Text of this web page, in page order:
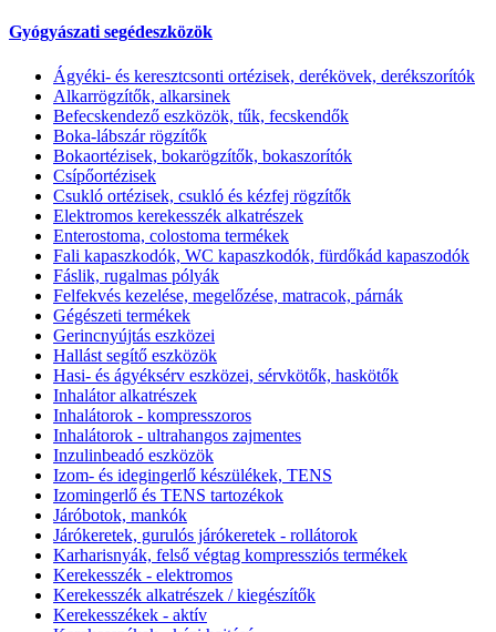
Gyógyászati segédeszközök
Ágyéki- és keresztcsonti ortézisek, derékövek, derékszorítók
Alkarrögzítők, alkarsinek
Befecskendező eszközök, tűk, fecskendők
Boka-lábszár rögzítők
Bokaortézisek, bokarögzítők, bokaszorítók
Csípőortézisek
Csukló ortézisek, csukló és kézfej rögzítők
Elektromos kerekesszék alkatrészek
Enterostoma, colostoma termékek
Fali kapaszkodók, WC kapaszkodók, fürdőkád kapaszodók
Fáslik, rugalmas pólyák
Felfekvés kezelése, megelőzése, matracok, párnák
Gégészeti termékek
Gerincnyújtás eszközei
Hallást segítő eszközök
Hasi- és ágyéksérv eszközei, sérvkötők, haskötők
Inhalátor alkatrészek
Inhalátorok - kompresszoros
Inhalátorok - ultrahangos zajmentes
Inzulinbeadó eszközök
Izom- és idegingerlő készülékek, TENS
Izomingerlő és TENS tartozékok
Járóbotok, mankók
Járókeretek, gurulós járókeretek - rollátorok
Karharisnyák, felső végtag kompressziós termékek
Kerekesszék - elektromos
Kerekesszék alkatrészek / kiegészítők
Kerekesszékek - aktív